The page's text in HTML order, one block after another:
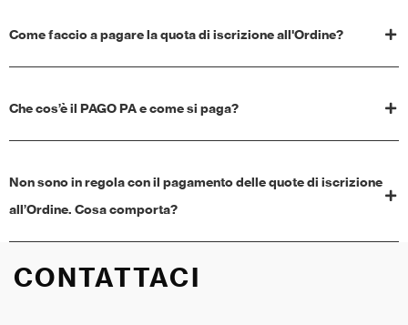
Come faccio a pagare la quota di iscrizione all'Ordine?
Che cos’è il PAGO PA e come si paga?
Non sono in regola con il pagamento delle quote di iscrizione
all’Ordine. Cosa comporta?
CONTATTACI